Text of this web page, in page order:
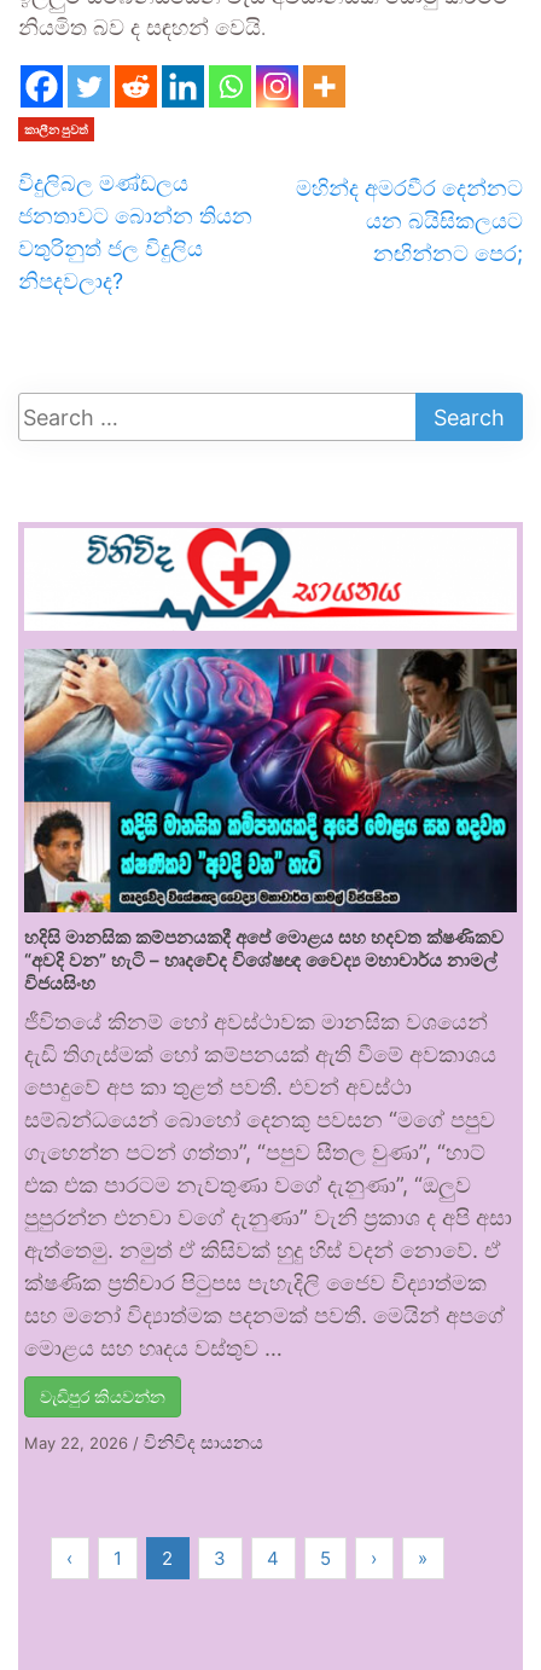
නියමිත බව ද සඳහන් වෙයි.
කාලීන පුවත්
විදුලිබල මණ්ඩලය
ජනතාවට බොන්න තියන
වතුරිනුත් ජල විදුලිය
නිපදවලාද?
මහින්ද අමරවීර දෙන්නට
යන බයිසිකලයට
නඟින්නට පෙර;
හදිසි මානසික කම්පනයකදී අපේ මොළය සහ හදවත ක්ෂණිකව
“අවදි වන” හැටි – හෘදවේද විශේෂඥ වෛද්‍ය මහාචාර්ය නාමල්
විජයසිංහ
ජීවිතයේ කිනම් හෝ අවස්ථාවක මානසික වශයෙන්
දැඩි තිගැස්මක් හෝ කම්පනයක් ඇති වීමේ අවකාශය
පොදුවේ අප කා තුළත් පවතී. එවන් අවස්ථා
සම්බන්ධයෙන් බොහෝ දෙනකු පවසන “මගේ පපුව
ගැහෙන්න පටන් ගත්තා”, “පපුව සීතල වුණා”, “හාට්
එක එක පාරටම නැවතුණා වගේ දැනුණා”, “ඔලුව
පුපුරන්න එනවා වගේ දැනුණා” වැනි ප්‍රකාශ ද අපි අසා
ඇත්තෙමු. නමුත් ඒ කිසිවක් හුදු හිස් වදන් නොවේ. ඒ
ක්ෂණික ප්‍රතිචාර පිටුපස පැහැදිලි ජෛව විද්‍යාත්මක
සහ මනෝ විද්‍යාත්මක පදනමක් පවතී. මෙයින් අපගේ
මොළය සහ හෘදය වස්තුව …
වැඩිපුර කියවන්න
May 22, 2026 / විනිවිද සායනය
‹ 1 2 3 4 5 › »